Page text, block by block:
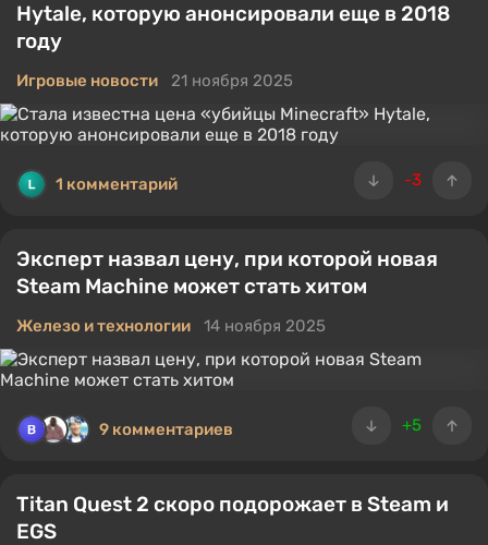
Hytale, которую анонсировали еще в 2018
году
Игровые новости 21 ноября 2025
-3
1 комментарий
Эксперт назвал цену, при которой новая
Steam Machine может стать хитом
Железо и технологии 14 ноября 2025
+5
9 комментариев
Titan Quest 2 скоро подорожает в Steam и
EGS